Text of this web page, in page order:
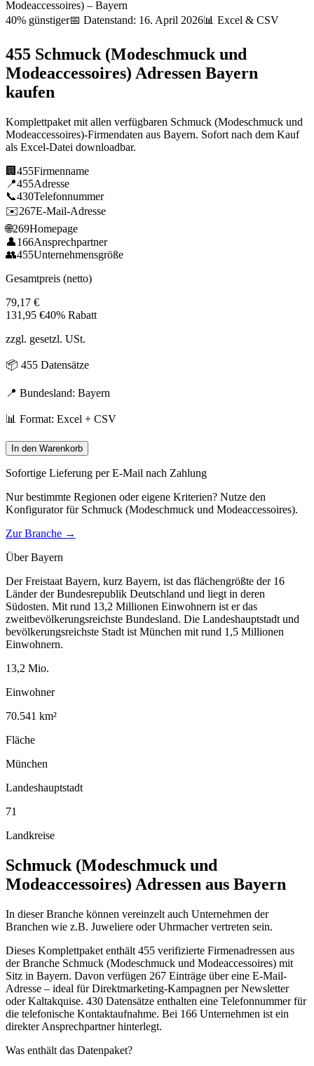
Modeaccessoires) – Bayern
40% günstiger📅 Datenstand: 16. April 2026📊 Excel & CSV
455 Schmuck (Modeschmuck und
Modeaccessoires) Adressen Bayern
kaufen
Komplettpaket mit allen verfügbaren Schmuck (Modeschmuck und
Modeaccessoires)-Firmendaten aus Bayern. Sofort nach dem Kauf
als Excel-Datei downloadbar.
🏢 455Firmenname
📍455Adresse
📞430Telefonnummer
✉️267E-Mail-Adresse
🌐269Homepage
👤166Ansprechpartner
👥455Unternehmensgröße
Gesamtpreis (netto)
79,17 €
131,95 €40% Rabatt
zzgl. gesetzl. USt.
📦 455 Datensätze
📍 Bundesland: Bayern
📊 Format: Excel + CSV
In den Warenkorb
Sofortige Lieferung per E-Mail nach Zahlung
Nur bestimmte Regionen oder eigene Kriterien? Nutze den
Konfigurator für Schmuck (Modeschmuck und Modeaccessoires).
Zur Branche →
ÜberBayern
Der Freistaat Bayern, kurz Bayern, ist das flächengrößte der 16
Länder der Bundesrepublik Deutschland und liegt in deren
Südosten. Mit rund 13,2 Millionen Einwohnern ist er das
zweitbevölkerungsreichste Bundesland. Die Landeshauptstadt und
bevölkerungsreichste Stadt ist München mit rund 1,5 Millionen
Einwohnern.
13,2 Mio.
Einwohner
70.541 km²
Fläche
München
Landeshauptstadt
71
Landkreise
Schmuck (Modeschmuck und
Modeaccessoires) Adressen aus Bayern
In dieser Branche können vereinzelt auch Unternehmen der
Branchen wie z.B. Juweliere oder Uhrmacher vertreten sein.
Dieses Komplettpaket enthält 455 verifizierte Firmenadressen aus
der Branche Schmuck (Modeschmuck und Modeaccessoires) mit
Sitz in Bayern. Davon verfügen 267 Einträge über eine E-Mail-
Adresse – ideal für Direktmarketing-Kampagnen per Newsletter
oder Kaltakquise. 430 Datensätze enthalten eine Telefonnummer für
die telefonische Kontaktaufnahme. Bei 166 Unternehmen ist ein
direkter Ansprechpartner hinterlegt.
Was enthält das Datenpaket?